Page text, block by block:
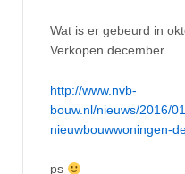
Wat is er gebeurd in
Verkopen december
http://www.nvb-
bouw.nl/nieuws/2016/
nieuwbouwwoningen-
ps